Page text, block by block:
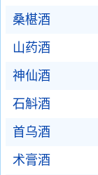
桑椹酒
山药酒
神仙酒
石斛酒
首乌酒
术膏酒